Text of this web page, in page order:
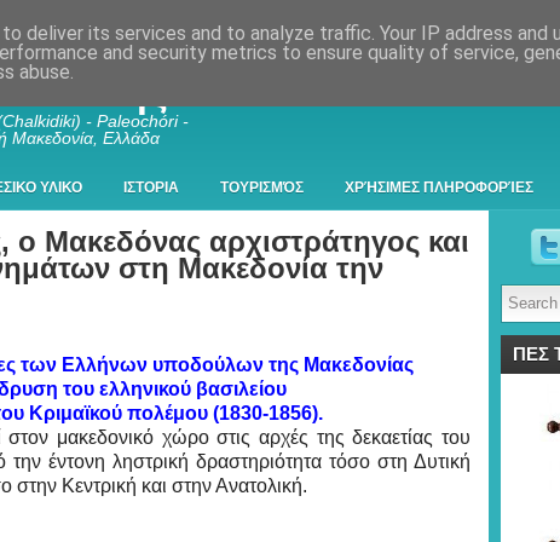
- Paleochóri -
Μακεδονία, Ελλάδα
ΥΛΙΚΟ ΙΣΤΟΡΙΑ ΤΟΥΡΙΣΜΌΣ ΧΡΉΣΙΜΕΣ ΠΛΗΡΟΦΟΡΊΕΣ
Μακεδόνας αρχιστράτηγος και
στη Μακεδονία την
των Ελλήνων υποδούλων της Μακεδονίας
του ελληνικού βασιλείου
Κριμαϊκού πολέμου (1830-1856).
μακεδονικό χώρο στις αρχές της δεκαετίας του
έντονη ληστρική δραστηριότητα τόσο στη Δυτική
στην Κεντρική και στην Ανατολική.
ΠΕΣ
deliver its services and to analyze traffic. Your IP address and
and security metrics to ensure quality of service,
abuse.